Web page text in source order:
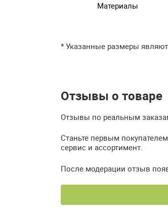
Материалы
* Указанные размеры
Отзывы о товаре
Отзывы по реальным
Станьте первым
сервис и ассортимент.
После модерации отзыв